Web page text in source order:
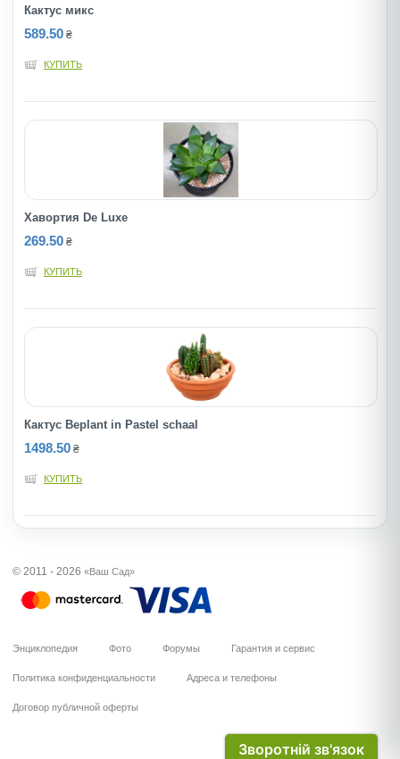
Кактус микс
589.50 ₴
КУПИТЬ
Хавортия De Luxe
269.50 ₴
КУПИТЬ
Кактус Beplant in Pastel schaal
1498.50 ₴
КУПИТЬ
© 2011 - 2026 «Ваш Сад»
Энциклопедия Фото Форумы Гарантия и сервис
Политика конфиденциальности Адреса и телефоны
Договор публичной оферты